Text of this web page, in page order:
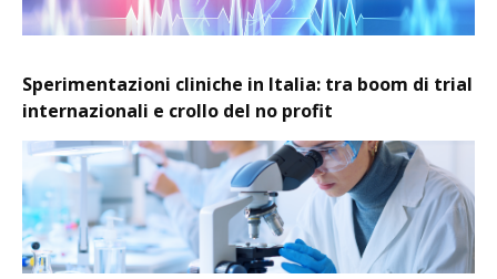
Sperimentazioni cliniche in Italia: tra boom di trial
internazionali e crollo del no profit